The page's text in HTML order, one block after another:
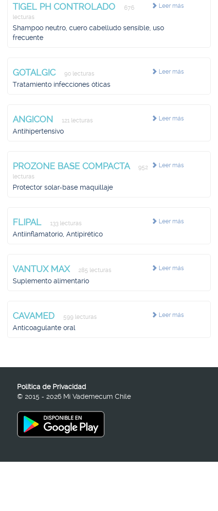
Leer más
TIGEL PH CONTROLADO
676
lecturas
Shampoo neutro, cuero cabelludo sensible, uso
frecuente
Leer más
GOTALGIC 90 lecturas
Tratamiento infecciones óticas
Leer más
ANGICON 121 lecturas
Antihipertensivo
Leer más
PROZONE BASE COMPACTA
952
lecturas
Protector solar-base maquillaje
Leer más
FLIPAL 133 lecturas
Antiinflamatorio, Antipirético
Leer más
VANTUX MAX 285 lecturas
Suplemento alimentario
Leer más
CAVAMED 599 lecturas
Anticoagulante oral
Política de Privacidad
© 2015 - 2026 Mi Vademecum Chile